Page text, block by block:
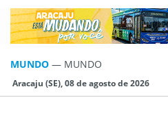
MUNDO — MUNDO
Aracaju (SE), 08 de agosto de 2026